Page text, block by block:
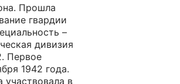
Прошла
гвардии
–
дивизия
Первое
1942 года.
участвовала в